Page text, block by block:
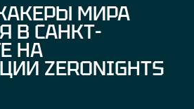
МИРА
В САНКТ-
НА
ZERONIGHTS